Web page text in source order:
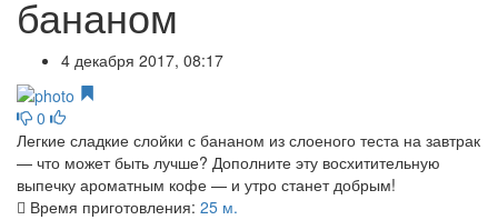
бананом
4 декабря 2017, 08:17
0
Легкие сладкие слойки с бананом из слоеного теста на завтрак
— что может быть лучше? Дополните эту восхитительную
выпечку ароматным кофе — и утро станет добрым!
Время приготовления: 25 м.